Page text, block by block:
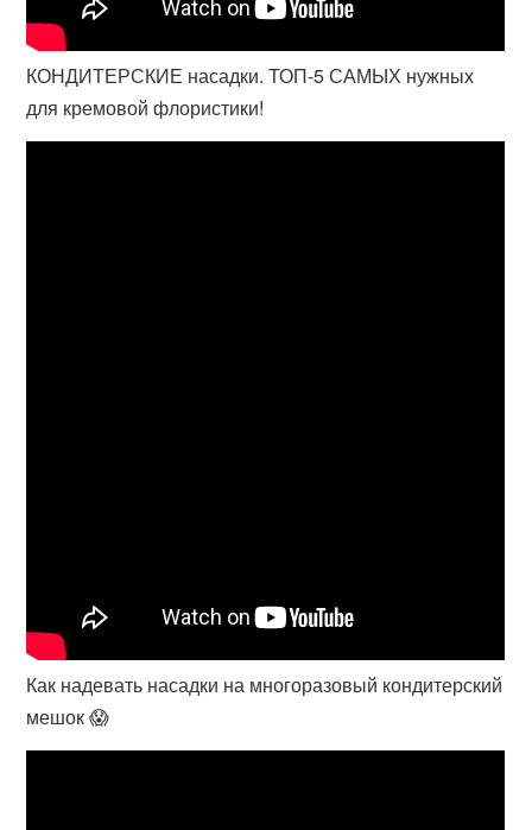
КОНДИТЕРСКИЕ насадки. ТОП-5 САМЫХ нужных
для кремовой флористики!
Как надевать насадки на многоразовый кондитерский
мешок 😱